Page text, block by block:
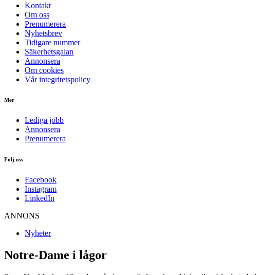
Kontakt
Om oss
Prenumerera
Nyhetsbrev
Tidigare nummer
Säkerhetsgalan
Annonsera
Om cookies
Vår integritetspolicy
Mer
Lediga jobb
Annonsera
Prenumerera
Följ oss
Facebook
Instagram
LinkedIn
ANNONS
Nyheter
Notre-Dame i lågor